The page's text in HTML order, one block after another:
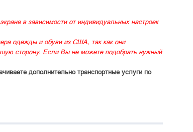
в зависимости от индивидуальных настроек
одежды и обуви из США, так как они
сторону. Если Вы не можете подобрать нужный
дополнительно транспортные услуги по